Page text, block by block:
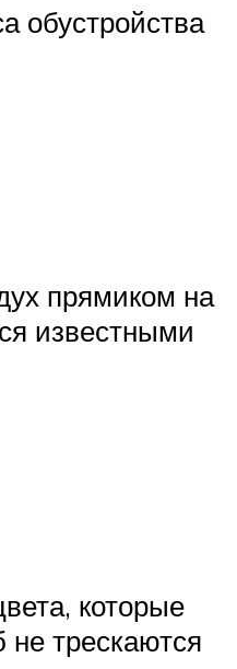
обустройства
прямиком на
известными
которые
не трескаются